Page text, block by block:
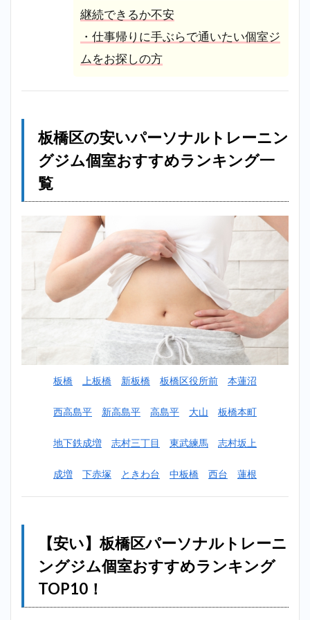
継続できるか不安
・仕事帰りに手ぶらで通いたい個室ジ
ムをお探しの方
板橋区の安いパーソナルトレーニン
グジム個室おすすめランキング一
覧
板橋 上板橋 新板橋 板橋区役所前 本蓮沼
西高島平 新高島平 高島平 大山 板橋本町
地下鉄成増 志村三丁目 東武練馬 志村坂上
成増 下赤塚 ときわ台 中板橋 西台 蓮根
【安い】板橋区パーソナルトレーニ
ングジム個室おすすめランキング
TOP10！